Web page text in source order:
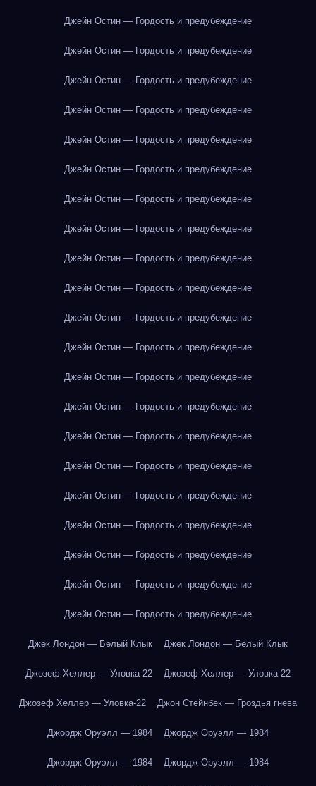
Джейн Остин — Гордость и предубеждение
Джейн Остин — Гордость и предубеждение
Джейн Остин — Гордость и предубеждение
Джейн Остин — Гордость и предубеждение
Джейн Остин — Гордость и предубеждение
Джейн Остин — Гордость и предубеждение
Джейн Остин — Гордость и предубеждение
Джейн Остин — Гордость и предубеждение
Джейн Остин — Гордость и предубеждение
Джейн Остин — Гордость и предубеждение
Джейн Остин — Гордость и предубеждение
Джейн Остин — Гордость и предубеждение
Джейн Остин — Гордость и предубеждение
Джейн Остин — Гордость и предубеждение
Джейн Остин — Гордость и предубеждение
Джейн Остин — Гордость и предубеждение
Джейн Остин — Гордость и предубеждение
Джейн Остин — Гордость и предубеждение
Джейн Остин — Гордость и предубеждение
Джейн Остин — Гордость и предубеждение
Джейн Остин — Гордость и предубеждение
Джек Лондон — Белый Клык Джек Лондон — Белый Клык
Джозеф Хеллер — Уловка-22 Джозеф Хеллер — Уловка-22
Джозеф Хеллер — Уловка-22 Джон Стейнбек — Гроздья гнева
Джордж Оруэлл — 1984 Джордж Оруэлл — 1984
Джордж Оруэлл — 1984 Джордж Оруэлл — 1984